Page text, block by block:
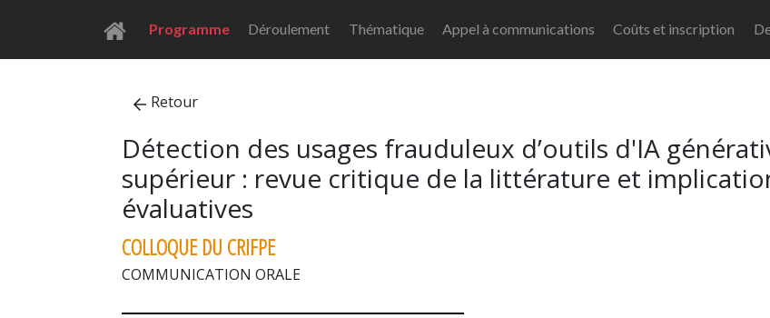
Programme Déroulement Thématique Appel à communications Coûts et inscription
Retour
Détection des usages frauduleux d’outils d'IA
supérieur : revue critique de la littérature et
évaluatives
COLLOQUE DU CRIFPE
COMMUNICATION ORALE